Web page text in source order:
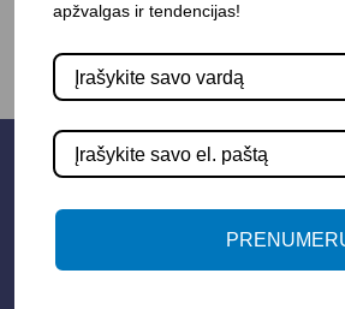
apžvalgas ir tendencijas!